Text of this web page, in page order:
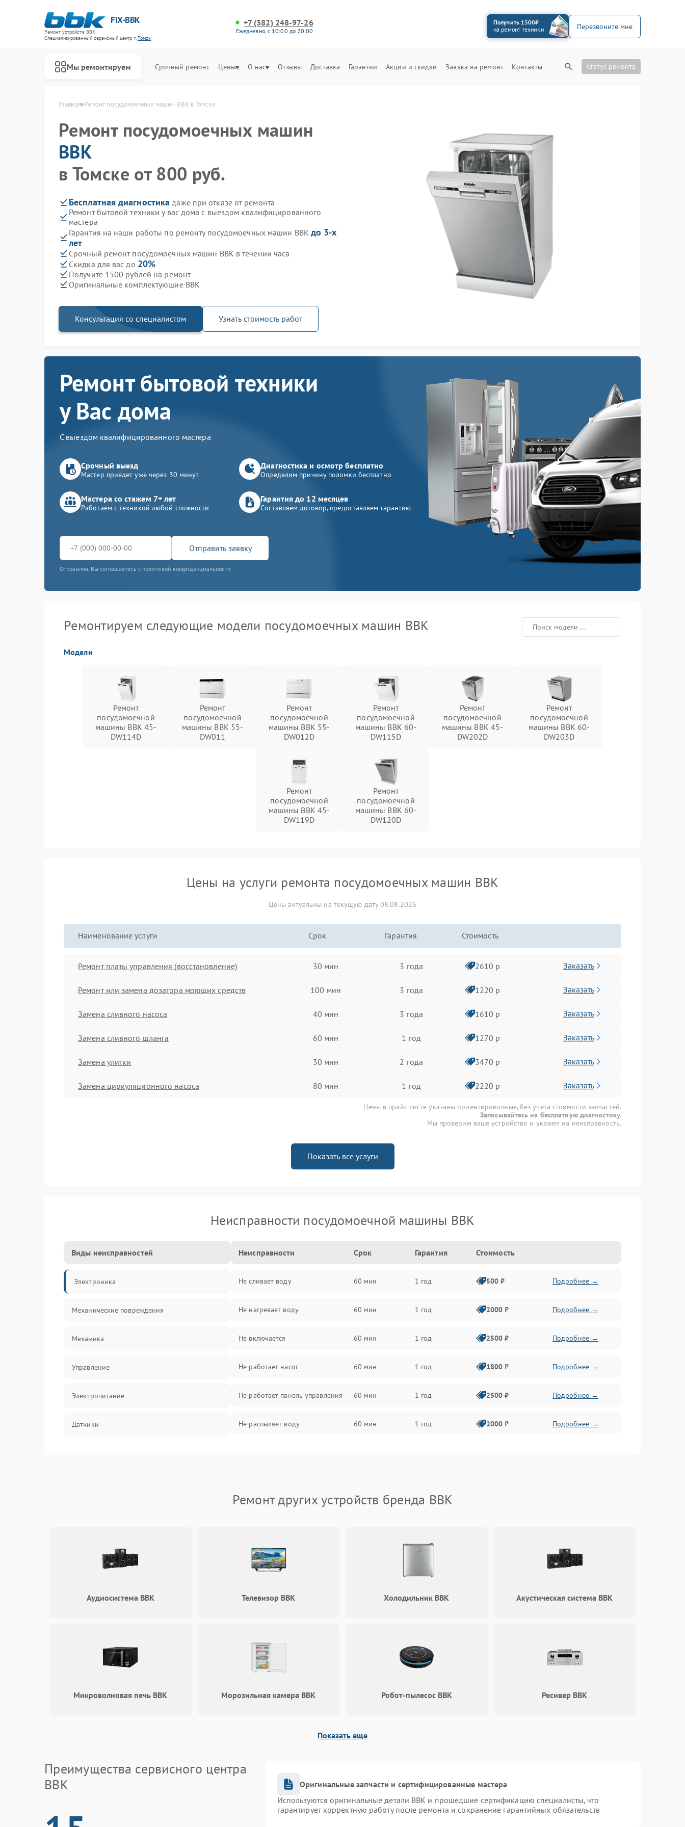
FIX-BBK
Ремонт устройств BBK
Специализированный cервисный центр г.Томск
+7 (382) 248-97-26
Ежедневно, с 10:00 до 20:00
Получить 1500₽
на ремонт техники
Перезвоните мне
Мы ремонтируем Срочный ремонт Цены О нас Отзывы Доставка Гарантии Акции и скидки Заявка на ремонт Контакты Статус ремонта
Главная Ремонт посудомоечных машин BBK в Томске
Ремонт посудомоечных машин
BBK
в Томске от 800 руб.
Бесплатная диагностика даже при отказе от ремонта
Ремонт бытовой техники у вас дома с выездом квалифицированного
мастера
Гарантия на наши работы по ремонту посудомоечных машин BBK до 3-х
лет
Срочный ремонт посудомоечных машин BBK в течении часа
Скидка для вас до 20%
Получите 1500 рублей на ремонт
Оригинальные комплектующие BBK
Консультация со специалистом Узнать стоимость работ
Ремонт бытовой техники
у Вас дома
С выездом квалифицированного мастера
Срочный выезд
Мастер приедет уже через 30 минут
Диагностика и осмотр бесплатно
Определим причину поломки бесплатно
Мастера со стажем 7+ лет
Работаем с техникой любой сложности
Гарантия до 12 месяцев
Составляем договор, предоставляем гарантию
Отправить заявку
Отправляя, Вы соглашаетесь с политикой конфиденциальности
Ремонтируем следующие модели посудомоечных машин BBK
Модели
Ремонт
посудомоечной
машины BBK 45-
DW114D
Ремонт
посудомоечной
машины BBK 55-
DW011
Ремонт
посудомоечной
машины BBK 55-
DW012D
Ремонт
посудомоечной
машины BBK 60-
DW115D
Ремонт
посудомоечной
машины BBK 45-
DW202D
Ремонт
посудомоечной
машины BBK 60-
DW203D
Ремонт
посудомоечной
машины BBK 45-
DW119D
Ремонт
посудомоечной
машины BBK 60-
DW120D
Цены на услуги ремонта посудомоечных машин BBK
Цены актуальны на текущую дату 08.08.2026
Наименование услуги Срок Гарантия Стоимость
Ремонт платы управления (восстановление) 30 мин 3 года 2610 р Заказать
Ремонт или замена дозатора моющих средств 100 мин 3 года 1220 р Заказать
Замена сливного насоса 40 мин 3 года 1610 р Заказать
Замена сливного шланга 60 мин 1 год 1270 р Заказать
Замена улитки 30 мин 2 года 3470 р Заказать
Замена циркуляционного насоса 80 мин 1 год 2220 р Заказать
Цены в прайс-листе указаны ориентировочные, без учета стоимости запчастей.
Записывайтесь на бесплатную диагностику.
Мы проверим ваше устройство и укажем на неисправность.
Показать все услуги
Неисправности посудомоечной машины BBK
Виды неисправностей
Электроника
Механические повреждения
Механика
Управление
Электропитание
Датчики
Неисправности Срок Гарантия Стоимость
Не сливает воду 60 мин 1 год 500 ₽ Подробнее →
Не нагревает воду 60 мин 1 год 2000 ₽ Подробнее →
Не включается 60 мин 1 год 2500 ₽ Подробнее →
Не работает насос 60 мин 1 год 1800 ₽ Подробнее →
Не работает панель управления 60 мин 1 год 2500 ₽ Подробнее →
Не распыляет воду 60 мин 1 год 2000 ₽ Подробнее →
Не работает сушилка
Проблемы с циркуляционным
насосом
1 год Подробнее →
Ремонт других устройств бренда BBK
Аудиосистема BBK Телевизор BBK Холодильник BBK Акустическая система BBK
Микроволновая печь BBK Морозильная камера BBK Робот-пылесос BBK Ресивер BBK
Показать еще
Преимущества сервисного центра
BBK
Оригинальные запчасти и сертифицированные мастера
Используются оригинальные детали BBK и прошедшие сертификацию специалисты, что
гарантирует корректную работу после ремонта и сохранение гарантийных обязательств